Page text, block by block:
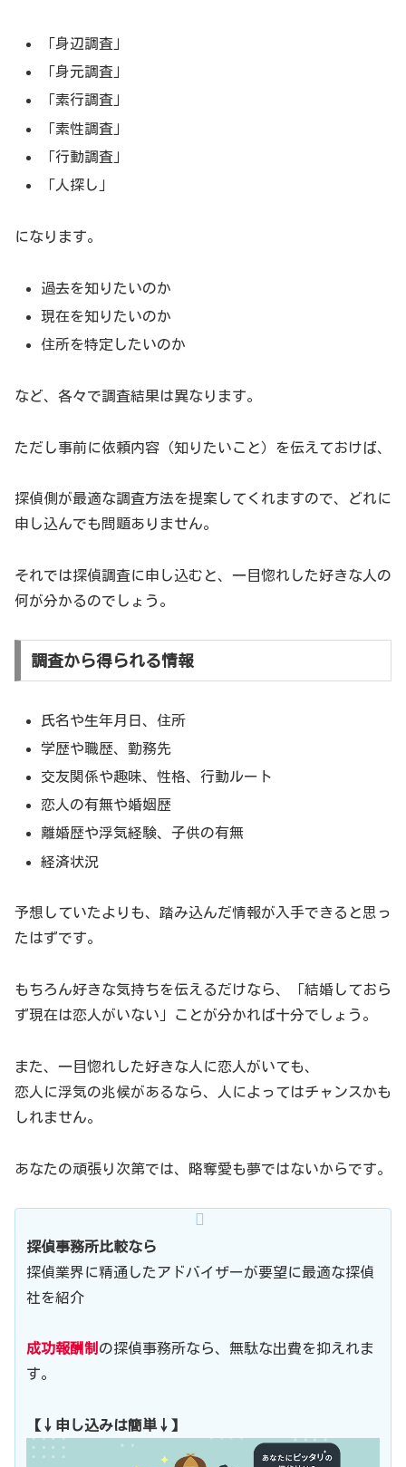
敏腕のハードボイルド探偵に！？
「#婚活探偵
pic.twitter.com/4jH2zcwxYC
曜ドラマ9 婚活探偵 2022年1月放送スタート！
(@BS7ch_konkatsu)
4K（4K⑦ch）
【監督】近藤啓介（映画「ウーマンウーマンウーマ
生」「女子グルメバーガー部」ほか）、久万真路
（映画「うちの執事が言うことには」、ドラマ
【脚本】保木本真也、近藤啓介、熊本浩武
【プロデューサー】稲田秀樹（テレビ東京）、倉地
【制作】ＢＳテレ東、ホリプロ
【製作著作】「婚活探偵」製作委員会 2022
「身辺調査」
「身元調査」
「素行調査」
「素性調査」
「行動調査」
「人探し」
になります。
過去を知りたいのか
現在を知りたいのか
住所を特定したいのか
など、各々で調査結果は異なります。
ただし事前に依頼内容（知りたいこと）を伝えておけば、
探偵側が最適な調査方法を提案してくれますので、どれに
申し込んでも問題ありません。
それでは探偵調査に申し込むと、一目惚れした好きな人の
何が分かるのでしょう。
調査から得られる情報
氏名や生年月日、住所
学歴や職歴、勤務先
交友関係や趣味、性格、行動ルート
恋人の有無や婚姻歴
離婚歴や浮気経験、子供の有無
経済状況
予想していたよりも、踏み込んだ情報が入手できると思っ
たはずです。
もちろん好きな気持ちを伝えるだけなら、「結婚しておら
ず現在は恋人がいない」ことが分かれば十分でしょう。
また、一目惚れした好きな人に恋人がいても、
恋人に浮気の兆候があるなら、人によってはチャンスかも
しれません。
あなたの頑張り次第では、略奪愛も夢ではないからです。
探偵事務所比較なら
探偵業界に精通したアドバイザーが要望に最適な探偵
社を紹介
成功報酬制 の探偵事務所なら、無駄な出費を抑えれま
す。
【↓申し込みは簡単↓】